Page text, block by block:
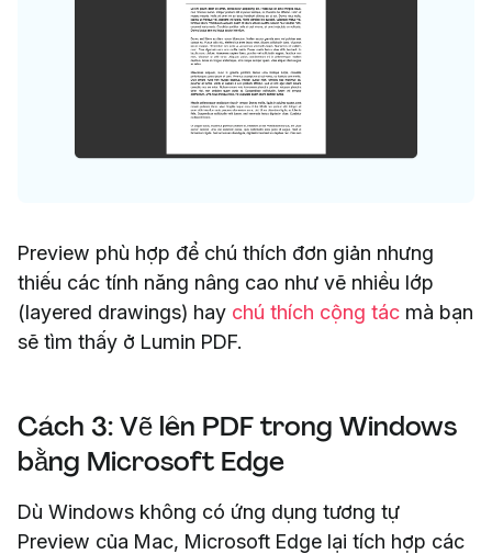
Preview phù hợp để chú thích đơn giản nhưng
thiếu các tính năng nâng cao như vẽ nhiều lớp
(layered drawings) hay chú thích cộng tác mà bạn
sẽ tìm thấy ở Lumin PDF.
Cách 3: Vẽ lên PDF trong Windows
bằng Microsoft Edge
Dù Windows không có ứng dụng tương tự
Preview của Mac, Microsoft Edge lại tích hợp các